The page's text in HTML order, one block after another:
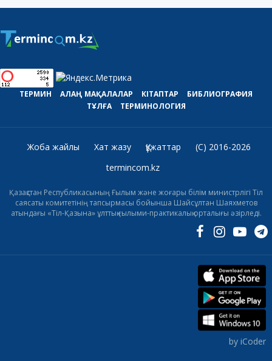
ТЕРМИН АЛАҢ МАҚАЛАЛАР КІТАПТАР
БИБЛИОГРАФИЯ
ТҰЛҒА
ТЕРМИНОЛОГИЯ
Жоба жайлы Хат жазу Құжаттар
(C) 2016-2026
termincom.kz
Қазақстан Республикасының Ғылым және жоғары білім министрлігі Тіл
саясаты комитетінің тапсырмасы бойынша Шайсұлтан Шаяхметов
атындағы «Тіл-Қазына» ұлттық ғылыми-практикалық орталығы әзірледі.
by iCoder